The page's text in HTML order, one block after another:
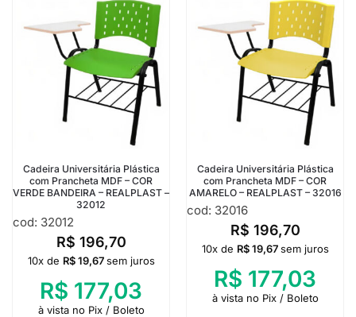
Cadeira Universitária Plástica
com Prancheta MDF – COR
VERDE BANDEIRA – REALPLAST –
32012
cod: 32012
R$ 196,70
10x de R$19,67 sem juros
R$ 177,03
à vista no Pix / Boleto
Cadeira Universitária Plástica
com Prancheta MDF – COR
AMARELO – REALPLAST – 32016
cod: 32016
R$ 196,70
10x de R$19,67 sem juros
R$ 177,03
à vista no Pix / Boleto